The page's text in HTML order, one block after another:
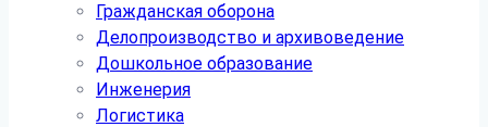
Гражданская оборона
Делопроизводство и архивоведение
Дошкольное образование
Инженерия
Логистика